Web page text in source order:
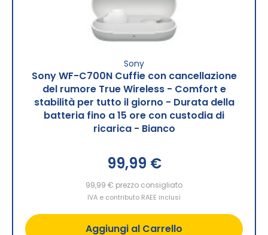
Sony
Sony WF-C700N Cuffie con cancellazione
del rumore True Wireless - Comfort e
stabilità per tutto il giorno - Durata della
batteria fino a 15 ore con custodia di
ricarica - Bianco
99,99 €
99,99 € prezzo consigliato
IVA e contributo RAEE inclusi
Aggiungi al Carrello